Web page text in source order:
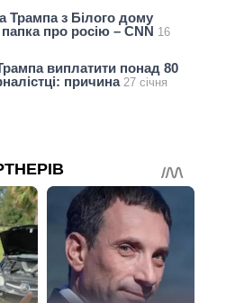
Трампа з Білого дому
про росію – CNN 16
виплатити понад 80
причина 27 січня